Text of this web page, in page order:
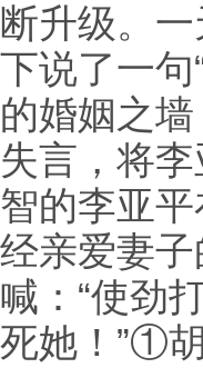
断升级。
下说了一句
的婚姻之
失言，将
智的李亚
经亲爱妻
喊：“使劲
死她！”①